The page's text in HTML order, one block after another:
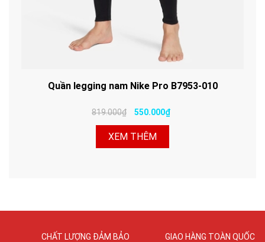
Quần legging nam Nike Pro B7953-010
819.000₫ 550.000₫
XEM THÊM
CHẤT LƯỢNG ĐẢM BẢO GIAO HÀNG TOÀN QUỐC